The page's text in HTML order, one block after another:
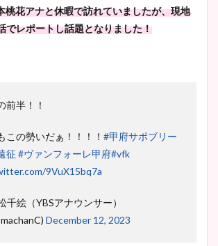
桃花アナと休暇で訪れていましたが、現地
でレポートし話題となりました！
前半！！
この勢いだぁ！！！！ #甲府サポブリー
征 #ヴァンフォーレ甲府#vfk
9VuX15bq7a
千絵（YBSアナウンサー）
December 12, 2023